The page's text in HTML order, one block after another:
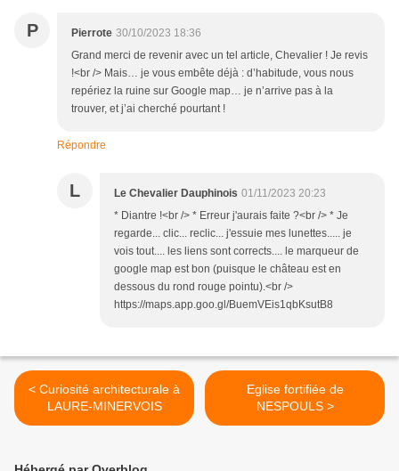
P Pierrote 30/10/2023 18:36
Grand merci de revenir avec un tel article, Chevalier ! Je revis
!<br /> Mais… je vous embête déjà : d’habitude, vous nous
repériez la ruine sur Google map… je n’arrive pas à la
trouver, et j’ai cherché pourtant !
Répondre
L Le Chevalier Dauphinois 01/11/2023 20:23
* Diantre !<br /> * Erreur j'aurais faite ?<br /> * Je
regarde... clic... reclic... j'essuie mes lunettes..... je
vois tout.... les liens sont corrects.... le marqueur de
google map est bon (puisque le château est en
dessous du rond rouge pointu).<br />
https://maps.app.goo.gl/BuemVEis1qbKsutB8
< Curiosité architecturale à
LAURE-MINERVOIS
Eglise fortifiée de
NESPOULS >